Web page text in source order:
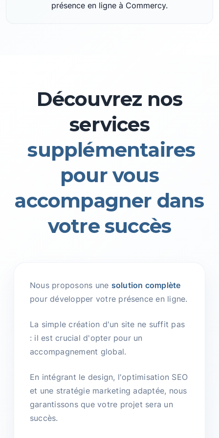
présence en ligne à Commercy.
Découvrez nos
services
supplémentaires
pour vous
accompagner dans
votre succès
Nous proposons une solution complète
pour développer votre présence en ligne.
La simple création d'un site ne suffit pas
: il est crucial d'opter pour un
accompagnement global.
En intégrant le design, l'optimisation SEO
et une stratégie marketing adaptée, nous
garantissons que votre projet sera un
succès.